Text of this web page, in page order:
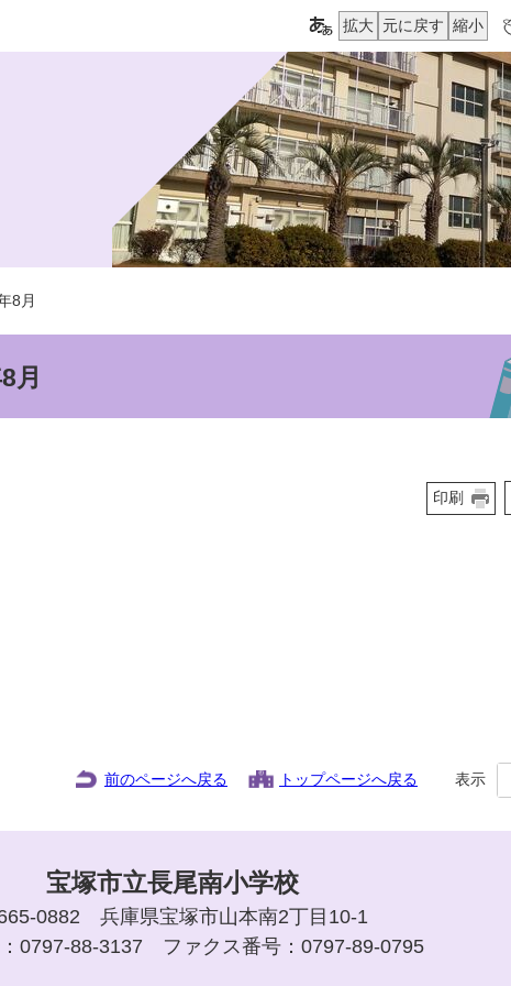
拡大 元に戻す 縮小
8月
月
印刷
前のページへ戻る トップページへ戻る 表示
宝塚市立長尾南小学校
0882 兵庫県宝塚市山本南2丁目10-1
0797-88-3137 ファクス番号：0797-89-0795